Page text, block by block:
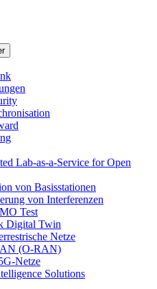
Lab-as-a-Service for Open
von Basisstationen
von Interferenzen
Test
Digital Twin
Netze
(O-RAN)
Netze
Solutions